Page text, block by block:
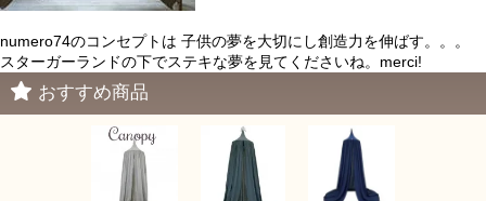
numero74のコンセプトは 子供の夢を大切にし創造力を伸ばす。。。
スターガーランドの下でステキな夢を見てくださいね。merci!
おすすめ商品